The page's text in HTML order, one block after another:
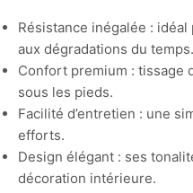
Résistance inégalée :
aux dégradations du temps.
Confort premium : tissage
sous les pieds.
Facilité d’entretien : une
efforts.
Design élégant : ses
décoration intérieure.